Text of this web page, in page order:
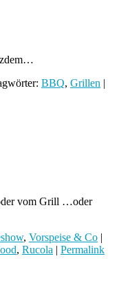
BBQ, Grillen |
vom Grill …oder
, Vorspeise & Co |
, Rucola | Permalink